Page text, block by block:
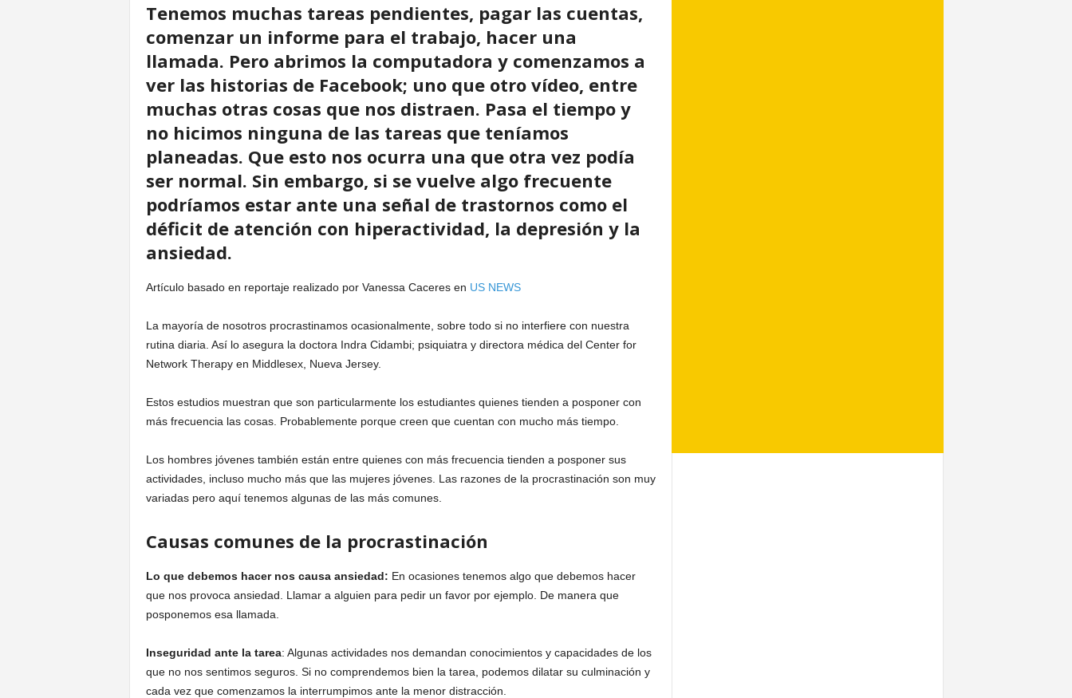
Tenemos muchas tareas pendientes, pagar las cuentas,
comenzar un informe para el trabajo, hacer una
llamada. Pero abrimos la computadora y comenzamos a
ver las historias de Facebook; uno que otro vídeo, entre
muchas otras cosas que nos distraen. Pasa el tiempo y
no hicimos ninguna de las tareas que teníamos
planeadas. Que esto nos ocurra una que otra vez podía
ser normal. Sin embargo, si se vuelve algo frecuente
podríamos estar ante una señal de trastornos como el
déficit de atención con hiperactividad, la depresión y la
ansiedad.
Artículo basado en reportaje realizado por Vanessa Caceres en US NEWS
La mayoría de nosotros procrastinamos ocasionalmente, sobre todo si no interfiere con nuestra
rutina diaria. Así lo asegura la doctora Indra Cidambi; psiquiatra y directora médica del Center for
Network Therapy en Middlesex, Nueva Jersey.
Estos estudios muestran que son particularmente los estudiantes quienes tienden a posponer con
más frecuencia las cosas. Probablemente porque creen que cuentan con mucho más tiempo.
Los hombres jóvenes también están entre quienes con más frecuencia tienden a posponer sus
actividades, incluso mucho más que las mujeres jóvenes. Las razones de la procrastinación son muy
variadas pero aquí tenemos algunas de las más comunes.
Causas comunes de la procrastinación
Lo que debemos hacer nos causa ansiedad: En ocasiones tenemos algo que debemos hacer
que nos provoca ansiedad. Llamar a alguien para pedir un favor por ejemplo. De manera que
posponemos esa llamada.
Inseguridad ante la tarea: Algunas actividades nos demandan conocimientos y capacidades de los
que no nos sentimos seguros. Si no comprendemos bien la tarea, podemos dilatar su culminación y
cada vez que comenzamos la interrumpimos ante la menor distracción.